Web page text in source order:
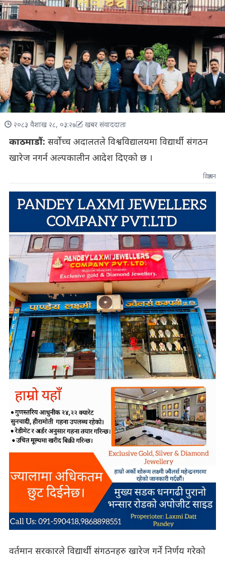
२०८३ वैशाख २८, ०३:२७ खबर संवाददाता
काठमाडौं: सर्वोच्च अदालतले विश्वविद्यालयमा विद्यार्थी संगठन
खारेज नगर्न अल्पकालीन आदेश दिएको छ ।
विज्ञापन
वर्तमान सरकारले विद्यार्थी संगठनहरु खारेज गर्ने निर्णय गरेको